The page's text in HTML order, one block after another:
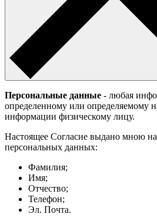
Персональные данные - любая
определенному или определяемому
информации физическому лицу.
Настоящее Согласие выдано мною
персональных данных:
Фамилия;
Имя;
Отчество;
Телефон;
Эл. Почта.